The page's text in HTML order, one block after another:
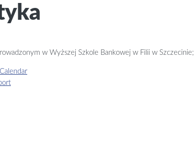
w Wyższej Szkole Bankowej w Filii w Szczecinie;